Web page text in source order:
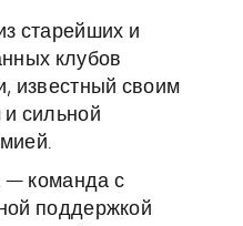
старейших и
клубов
известный своим
сильной
— команда с
поддержкой